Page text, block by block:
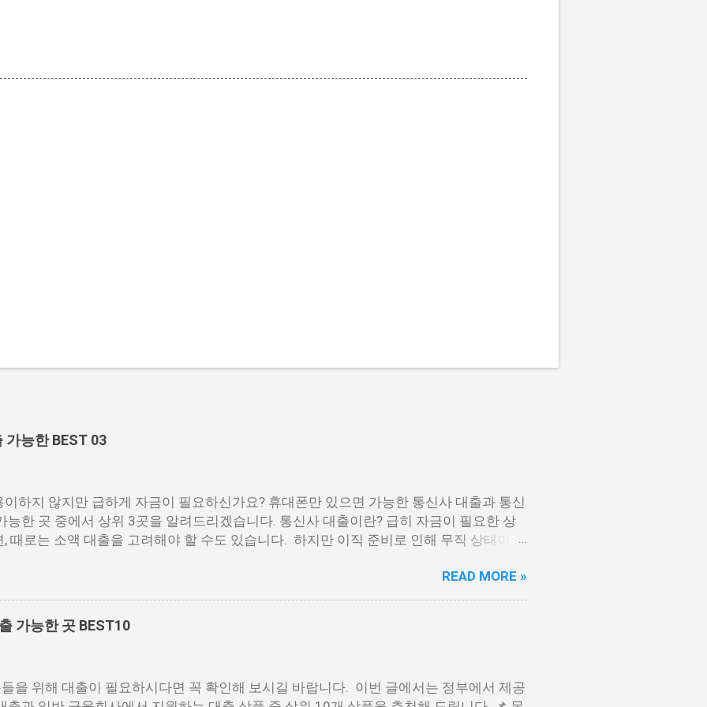
가능한 BEST 03
이하지 않지만 급하게 자금이 필요하신가요? 휴대폰만 있으면 가능한 통신사 대출과 통신
능한 곳 중에서 상위 3곳을 알려드리겠습니다. 통신사 대출이란? 급히 자금이 필요한 상
, 때로는 소액 대출을 고려해야 할 수도 있습니다. 하지만 이직 준비로 인해 무직 상태이거
에게는 큰 도움이 됩니다. 이 대출 상품은 휴대폰만 있으면 간편하게 신청할 수 있으며, 통
대출이 가능합니다. 마치 신용등급처럼 등급별로 대출을 받을 수 있는 것이죠. 또한, 좋은
기간에 걸쳐 통신사를 이용한 우량한 고객이면, 추가 혜택도 받을 수 있습니다. 급히 자금
, 소액 대출이 용이하지 않을 수 있습니다. 특히, 현재 이직 준비 상태거나 소득 증빙이 어
용량을 토대로 신용 등급을 부여하는 등급관련 상품입니다. 믿을 만한 지불 내역이 있고
READ MORE »
가능한 곳 BEST10
을 위해 대출이 필요하시다면 꼭 확인해 보시길 바랍니다. 이번 글에서는 정부에서 제공